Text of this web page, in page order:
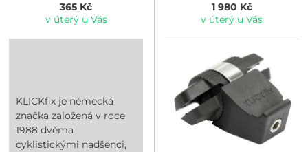
365 Kč
v úterý u Vás
1 980 Kč
v úterý u Vás
KLICKfix je německá
značka založená v roce
1988 dvěma
cyklistickými nadšenci,